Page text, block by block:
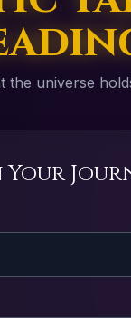
the universe
Your